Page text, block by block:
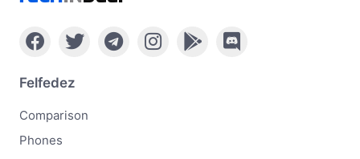
Felfedez
Comparison
Phones